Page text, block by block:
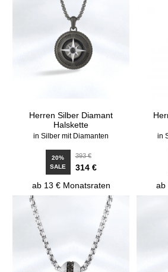
Herren Silber Diamant
Halskette
in Silber mit Diamanten
20%
SALE
393 €
314 €
ab 13 € Monatsraten
in
ab